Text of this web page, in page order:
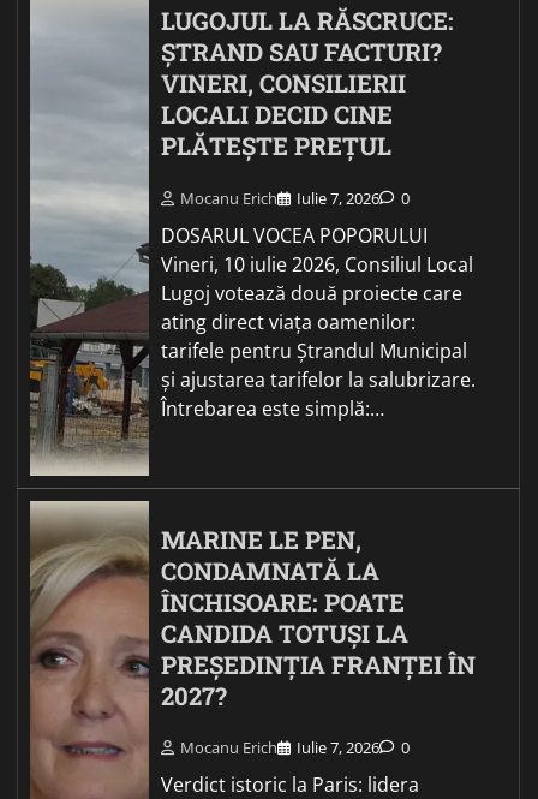
LUGOJUL LA RĂSCRUCE:
ȘTRAND SAU FACTURI?
VINERI, CONSILIERII
LOCALI DECID CINE
PLĂTEȘTE PREȚUL
Mocanu Erich Iulie 7, 2026 0
DOSARUL VOCEA POPORULUI
Vineri, 10 iulie 2026, Consiliul Local
Lugoj votează două proiecte care
ating direct viața oamenilor:
tarifele pentru Ștrandul Municipal
și ajustarea tarifelor la salubrizare.
Întrebarea este simplă:…
MARINE LE PEN,
CONDAMNATĂ LA
ÎNCHISOARE: POATE
CANDIDA TOTUȘI LA
PREȘEDINȚIA FRANȚEI ÎN
2027?
Mocanu Erich Iulie 7, 2026 0
Verdict istoric la Paris: lidera